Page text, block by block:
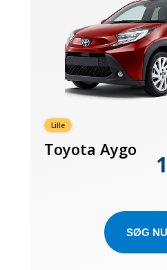
Lille
Toyota Aygo
SØG NU